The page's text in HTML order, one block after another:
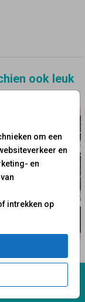
om een
en
en
intrekken op
ook leuk
klaar!